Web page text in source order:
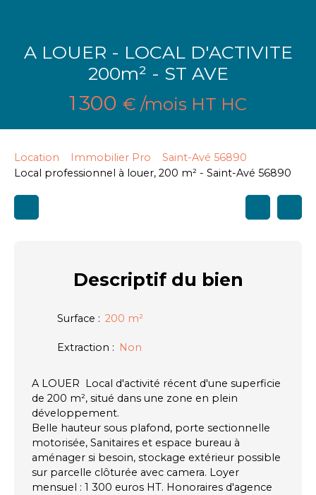
A LOUER - LOCAL D'ACTIVITE
200m² - ST AVE
1 300 € /mois HT HC
Location Immobilier Pro
Saint-Avé 56890
Local professionnel à louer, 200 m² - Saint-Avé 56890
Descriptifdu bien
Surface : 200 m²
Extraction : Non
A LOUER Local d'activité récent d'une superficie
de 200 m², situé dans une zone en plein
développement.
Belle hauteur sous plafond, porte sectionnelle
motorisée, Sanitaires et espace bureau à
aménager si besoin, stockage extérieur possible
sur parcelle clôturée avec camera. Loyer
mensuel : 1 300 euros HT. Honoraires d'agence